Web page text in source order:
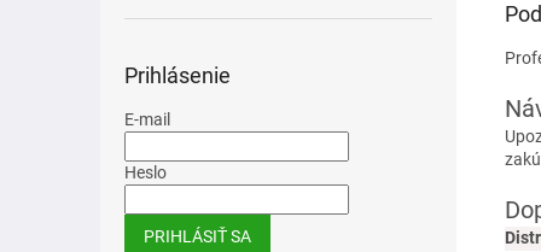
Prihlásenie
E-mail
Heslo
PRIHLÁSIŤ SA